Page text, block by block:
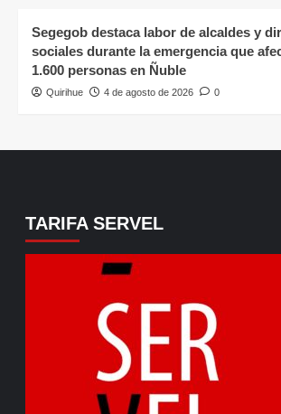
Segegob destaca labor de alcaldes y
sociales durante la emergencia que
1.600 personas en Ñuble
Quirihue 4 de agosto de 2026 0
TARIFA SERVEL